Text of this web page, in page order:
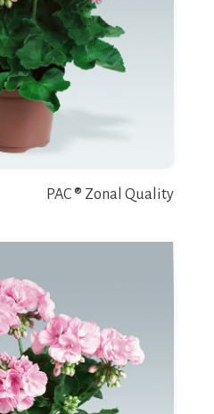
PAC ® Zonal Quality